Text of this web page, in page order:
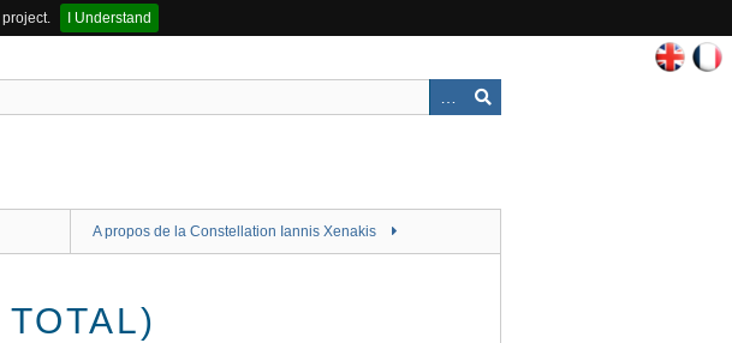
I Understand
A propos de la Constellation Iannis Xenakis